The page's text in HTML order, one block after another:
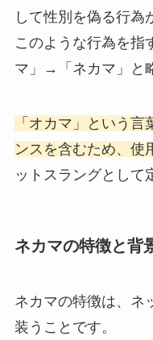
して性別を偽る行為
このような行為を指
マ」→「ネカマ」と
「オカマ」という
ンスを含むため、使
ットスラングとして
ネカマの特徴と背
ネカマの特徴は、ネ
装うことです。